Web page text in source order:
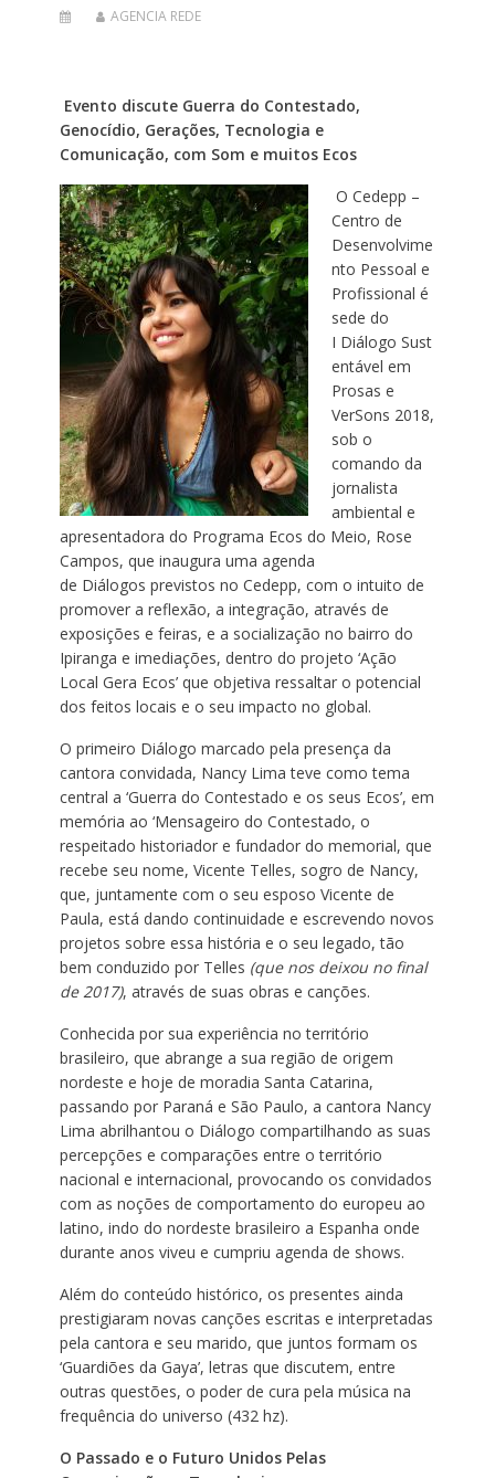
AGENCIA REDE
Evento discute Guerra do Contestado,
Genocídio, Gerações, Tecnologia e
Comunicação, com Som e muitos Ecos
O Cedepp –
Centro de
Desenvolvime
nto Pessoal e
Profissional é
sede do
I Diálogo Sust
entável em
Prosas e
VerSons 2018,
sob o
comando da
jornalista
ambiental e
apresentadora do Programa Ecos do Meio, Rose
Campos, que inaugura uma agenda
de Diálogos previstos no Cedepp, com o intuito de
promover a reflexão, a integração, através de
exposições e feiras, e a socialização no bairro do
Ipiranga e imediações, dentro do projeto ‘Ação
Local Gera Ecos’ que objetiva ressaltar o potencial
dos feitos locais e o seu impacto no global.
O primeiro Diálogo marcado pela presença da
cantora convidada, Nancy Lima teve como tema
central a ‘Guerra do Contestado e os seus Ecos’, em
memória ao ‘Mensageiro do Contestado, o
respeitado historiador e fundador do memorial, que
recebe seu nome, Vicente Telles, sogro de Nancy,
que, juntamente com o seu esposo Vicente de
Paula, está dando continuidade e escrevendo novos
projetos sobre essa história e o seu legado, tão
bem conduzido por Telles (que nos deixou no final
de 2017), através de suas obras e canções.
Conhecida por sua experiência no território
brasileiro, que abrange a sua região de origem
nordeste e hoje de moradia Santa Catarina,
passando por Paraná e São Paulo, a cantora Nancy
Lima abrilhantou o Diálogo compartilhando as suas
percepções e comparações entre o território
nacional e internacional, provocando os convidados
com as noções de comportamento do europeu ao
latino, indo do nordeste brasileiro a Espanha onde
durante anos viveu e cumpriu agenda de shows.
Além do conteúdo histórico, os presentes ainda
prestigiaram novas canções escritas e interpretadas
pela cantora e seu marido, que juntos formam os
‘Guardiões da Gaya’, letras que discutem, entre
outras questões, o poder de cura pela música na
frequência do universo (432 hz).
O Passado e o Futuro Unidos Pelas